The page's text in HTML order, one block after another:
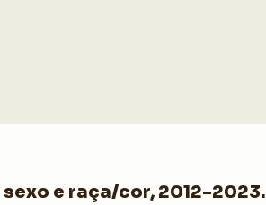
e raça/cor, 2012-2023.